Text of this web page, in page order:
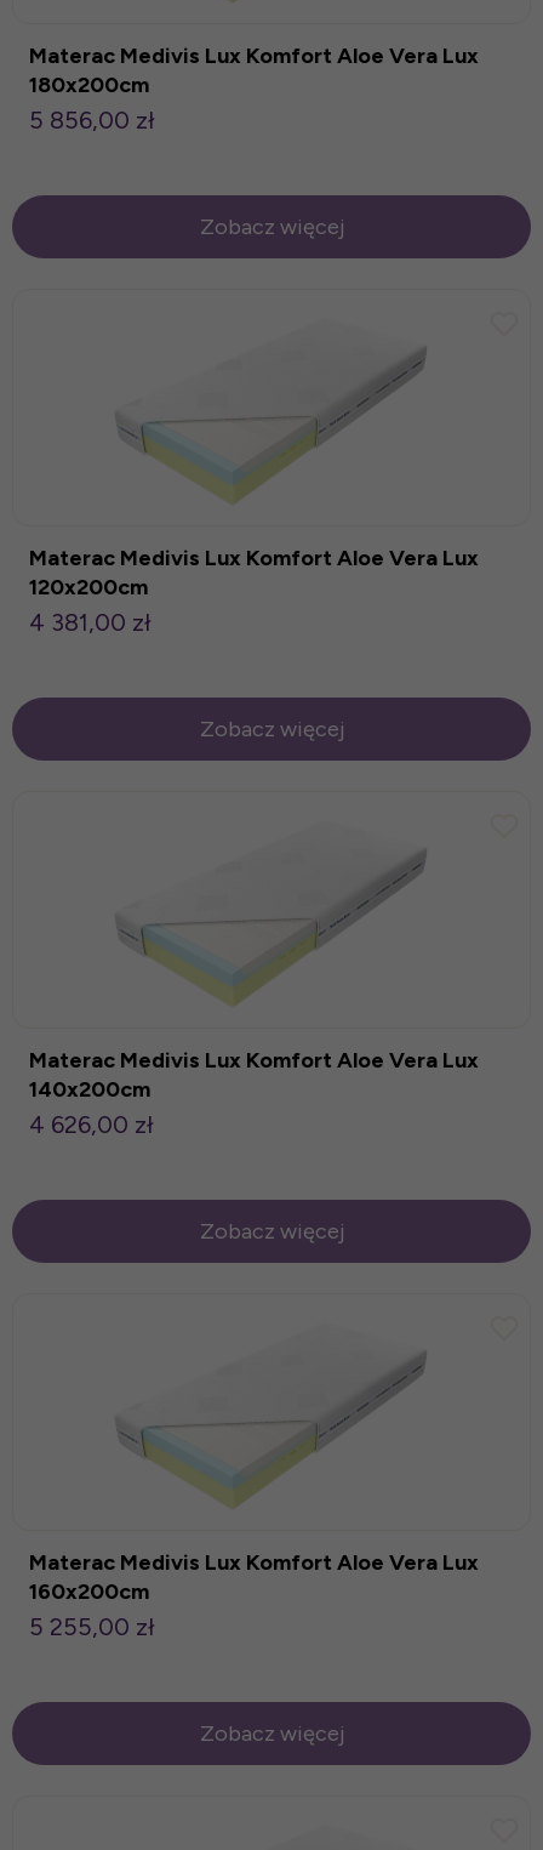
Materac Medivis Lux Komfort Aloe Vera Lux
180x200cm
5 856,00 zł
Zobacz więcej
Materac Medivis Lux Komfort Aloe Vera Lux
120x200cm
4 381,00 zł
Zobacz więcej
Materac Medivis Lux Komfort Aloe Vera Lux
140x200cm
4 626,00 zł
Zobacz więcej
Materac Medivis Lux Komfort Aloe Vera Lux
160x200cm
5 255,00 zł
Zobacz więcej